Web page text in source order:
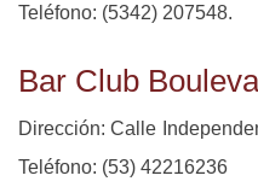
Teléfono: (5342) 207548.
Bar Club
Dirección: Calle
Teléfono: (53) 42216236